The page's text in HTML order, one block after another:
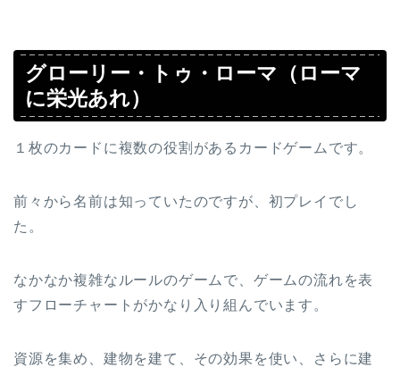
グローリー・トゥ・ローマ（ローマ
に栄光あれ）
１枚のカードに複数の役割があるカードゲームです。
前々から名前は知っていたのですが、初プレイでし
た。
なかなか複雑なルールのゲームで、ゲームの流れを表
すフローチャートがかなり入り組んでいます。
資源を集め、建物を建て、その効果を使い、さらに建